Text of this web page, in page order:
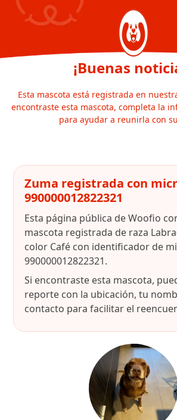
¡Buenas
Esta mascota está registrada en
encontraste esta mascota, completa la
para ayudar a reunirla con
Zuma registrada con
990000012822321
Esta página pública de Woofio
mascota registrada de raza
color Café con identificador de
990000012822321.
Si encontraste esta mascota,
reporte con la ubicación, tu
contacto para facilitar el